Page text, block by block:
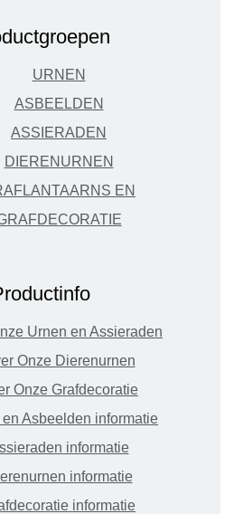
URNEN
ASBEELDEN
ASSIERADEN
DIERENURNEN
EN
Urnen en Assieraden
Onze Dierenurnen
Onze Grafdecoratie
en Asbeelden informatie
informatie
informatie
informatie